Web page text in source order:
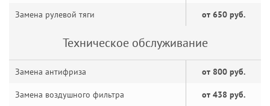
Замена рулевой тяги от 650 руб.
Техническое обслуживание
Замена антифриза от 800 руб.
Замена воздушного фильтра от 438 руб.